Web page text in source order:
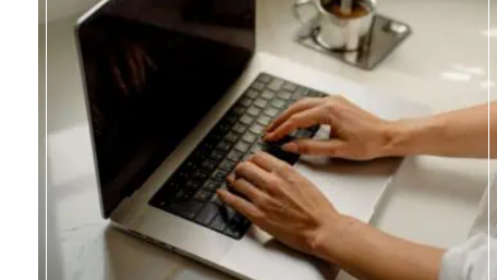
AAN
HOUD
JE
ZE
VAST)